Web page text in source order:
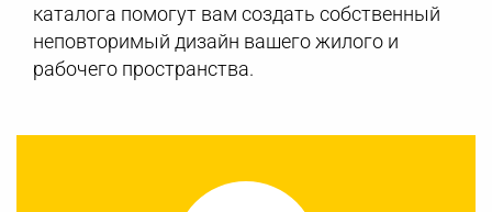
каталога помогут вам создать собственный
неповторимый дизайн вашего жилого и
рабочего пространства.